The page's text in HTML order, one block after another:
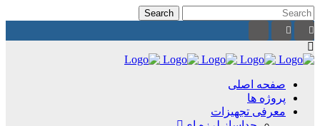
صفحه اصلی
پروژه ها
معرفی تجهیزات